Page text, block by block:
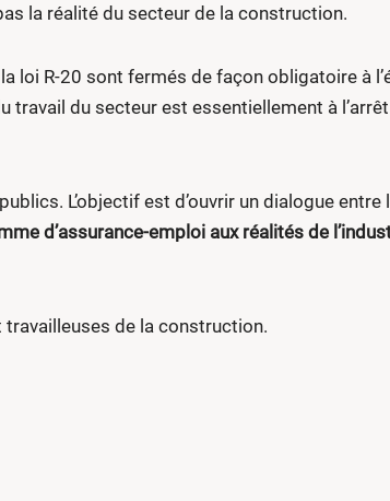
la réalité du secteur de la construction.
loi R-20 sont fermés de façon obligatoire à
travail du secteur est essentiellement à
L’objectif est d’ouvrir un dialogue
d’assurance-emploi aux réalités de
de la construction.